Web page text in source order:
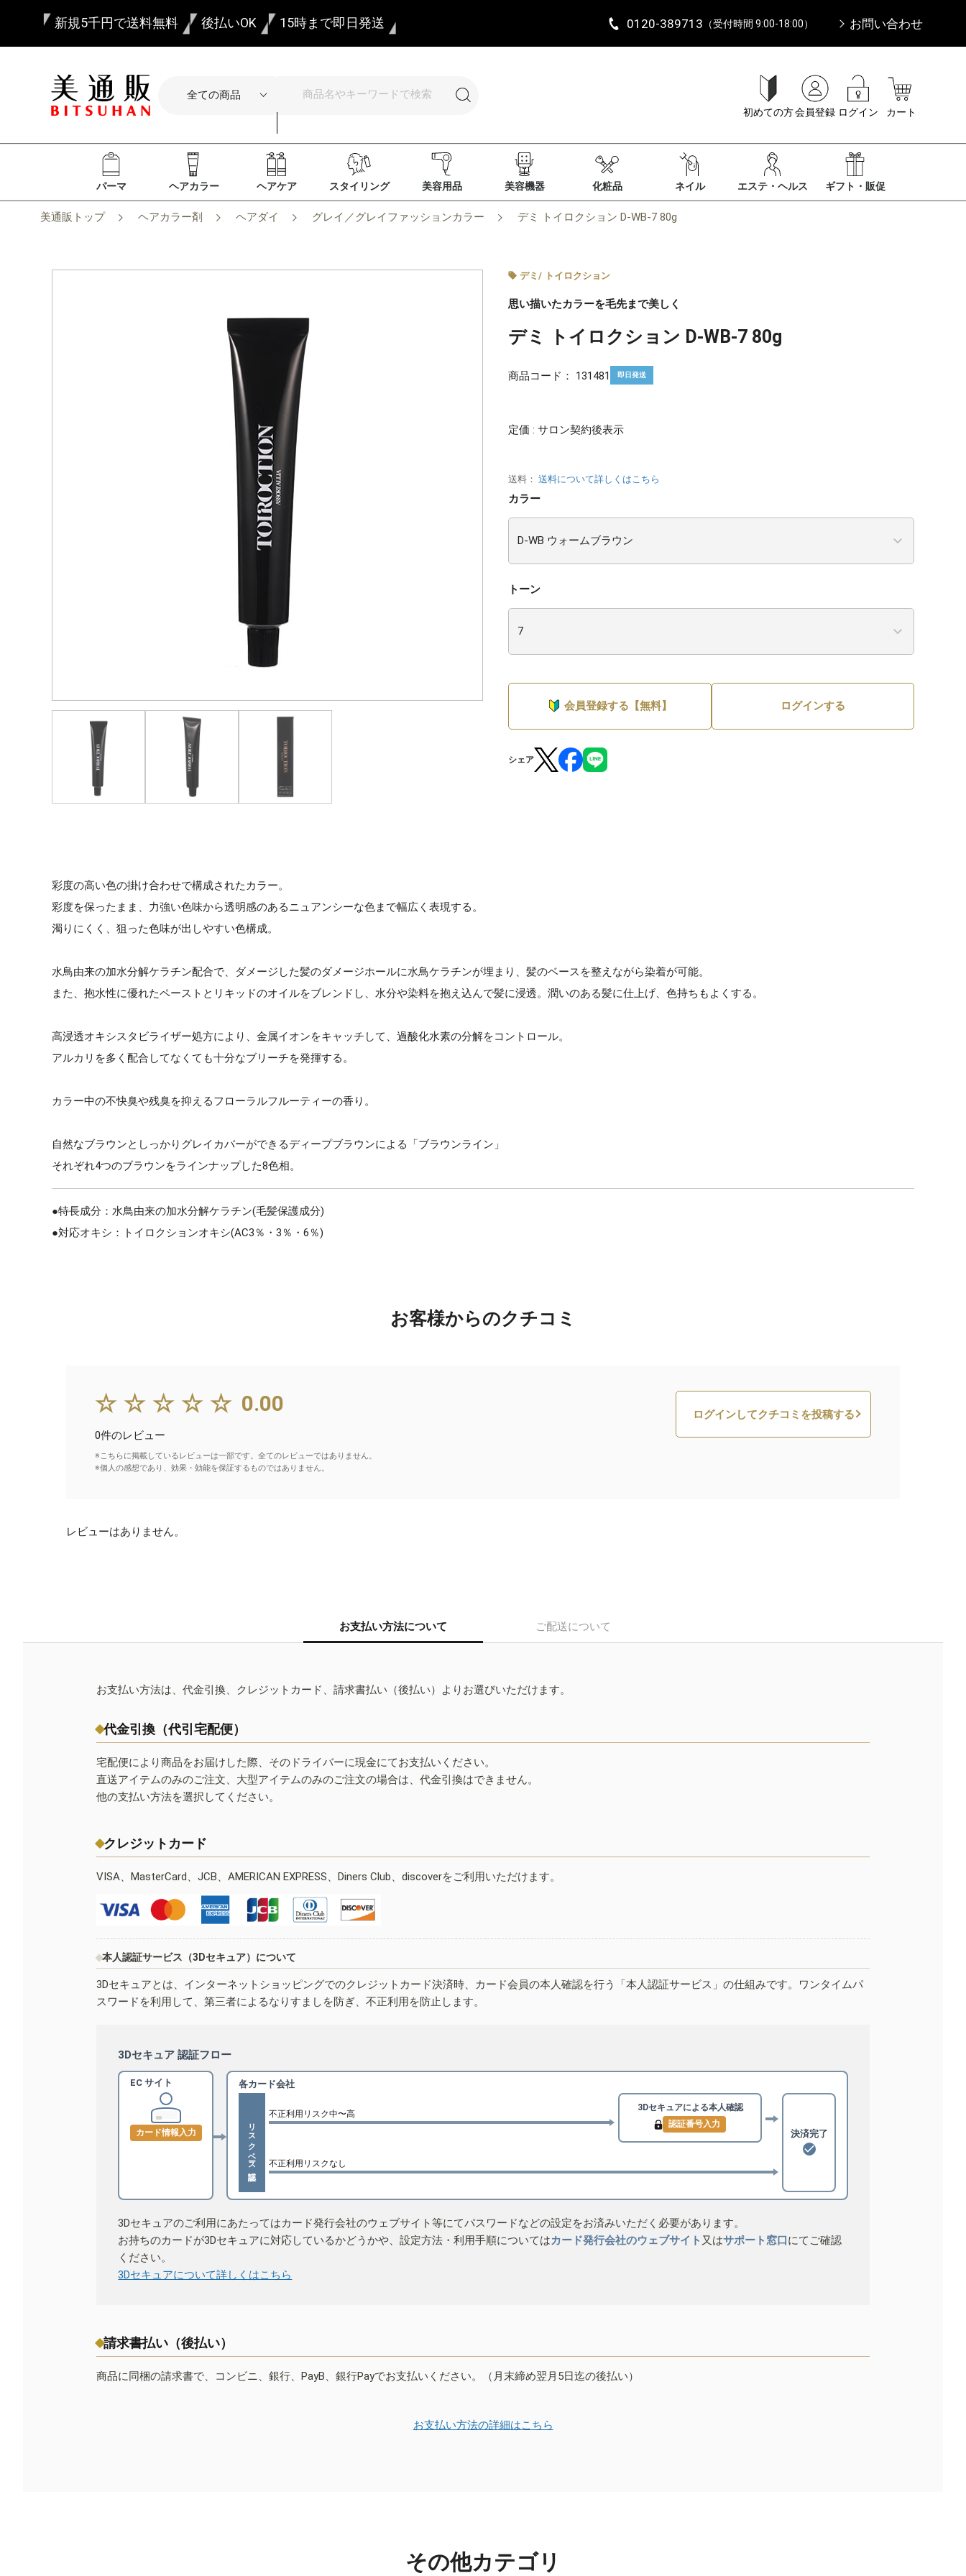
新規5千円で送料無料 後払いOK 15時まで即日発送 0120-389713 （受付時間 9:00-18:00） お問い合わせ
初めての方会員登録 ログイン カート
パーマ ヘアカラー ヘアケア スタイリング 美容用品 美容機器 化粧品 ネイル エステ・ヘルス ギフト・販促
美通販トップ ヘアカラー剤 ヘアダイ グレイ／グレイファッションカラー デミ トイロクション D-WB-7 80g
デミ / トイロクション
思い描いたカラーを毛先まで美しく
デミ トイロクション D-WB-7 80g
商品コード： 131481 即日発送
定価 : サロン契約後表示
送料： 送料について詳しくはこちら
カラー
トーン
会員登録する【無料】 ログインする
シェア
彩度の高い色の掛け合わせで構成されたカラー。
彩度を保ったまま、力強い色味から透明感のあるニュアンシーな色まで幅広く表現する。
濁りにくく、狙った色味が出しやすい色構成。
水鳥由来の加水分解ケラチン配合で、ダメージした髪のダメージホールに水鳥ケラチンが埋まり、髪のベースを整えながら染着が可能。
また、抱水性に優れたペーストとリキッドのオイルをブレンドし、水分や染料を抱え込んで髪に浸透。潤いのある髪に仕上げ、色持ちもよくする。
高浸透オキシスタビライザー処方により、金属イオンをキャッチして、過酸化水素の分解をコントロール。
アルカリを多く配合してなくても十分なブリーチを発揮する。
カラー中の不快臭や残臭を抑えるフローラルフルーティーの香り。
自然なブラウンとしっかりグレイカバーができるディープブラウンによる「ブラウンライン」
それぞれ4つのブラウンをラインナップした8色相。
●特長成分：水鳥由来の加水分解ケラチン(毛髪保護成分)
●対応オキシ：トイロクションオキシ(AC3％・3％・6％)
お客様からのクチコミ
☆☆☆☆☆ 0.00
0件のレビュー
※こちらに掲載しているレビューは一部です。全てのレビューではありません。
※個人の感想であり、効果・効能を保証するものではありません。
ログインしてクチコミを投稿する
レビューはありません。
お支払い方法について ご配送について
お支払い方法は、代金引換、クレジットカード、請求書払い（後払い）よりお選びいただけます。
代金引換（代引宅配便）
宅配便により商品をお届けした際、そのドライバーに現金にてお支払いください。
直送アイテムのみのご注文、大型アイテムのみのご注文の場合は、代金引換はできません。
他の支払い方法を選択してください。
クレジットカード
VISA、MasterCard、JCB、AMERICAN EXPRESS、Diners Club、discoverをご利用いただけます。
本人認証サービス（3Dセキュア）について
3Dセキュアとは、インターネットショッピングでのクレジットカード決済時、カード会員の本人確認を行う「本人認証サービス」の仕組みです。ワンタイムパ
スワードを利用して、第三者によるなりすましを防ぎ、不正利用を防止します。
3Dセキュア 認証フロー
EC サイト
カード情報入力
各カード会社
リスクベース認証
不正利用リスク中〜高
3Dセキュアによる本人確認
認証番号入力
不正利用リスクなし
決済完了
3Dセキュアのご利用にあたってはカード発行会社のウェブサイト等にてパスワードなどの設定をお済みいただく必要があります。
お持ちのカードが3Dセキュアに対応しているかどうかや、設定方法・利用手順についてはカード発行会社のウェブサイト 又はサポート窓口にてご確認
ください。
3Dセキュアについて詳しくはこちら
請求書払い（後払い）
商品に同梱の請求書で、コンビニ、銀行、PayB、銀行Payでお支払いください。（月末締め翌月5日迄の後払い）
お支払い方法の詳細はこちら
その他カテゴリ